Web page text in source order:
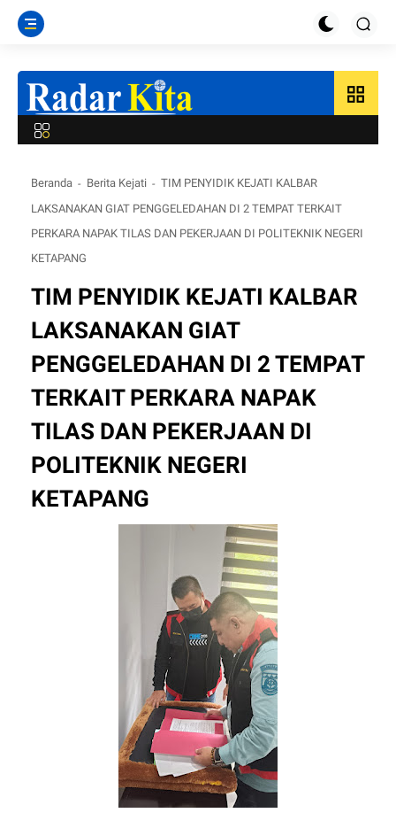
grid_view
Beranda Berita Kejati
TIM PENYIDIK KEJATI KALBAR
LAKSANAKAN GIAT PENGGELEDAHAN DI 2 TEMPAT TERKAIT
PERKARA NAPAK TILAS DAN PEKERJAAN DI POLITEKNIK NEGERI
KETAPANG
TIM PENYIDIK KEJATI KALBAR
LAKSANAKAN GIAT
PENGGELEDAHAN DI 2 TEMPAT
TERKAIT PERKARA NAPAK
TILAS DAN PEKERJAAN DI
POLITEKNIK NEGERI
KETAPANG